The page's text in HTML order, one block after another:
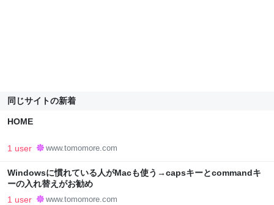
同じサイトの新着
HOME
1 user www.tomomore.com
Windowsに慣れている人がMacも使う→capsキーとcommandキ
ーの入れ替えがお勧め
1 user www.tomomore.com